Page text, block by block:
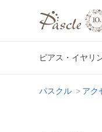
ピアス・イヤリ
パスクル アク